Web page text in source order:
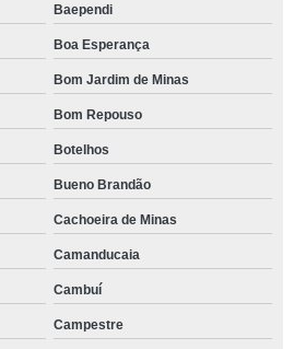
Baependi
Boa Esperança
Bom Jardim de Minas
Bom Repouso
Botelhos
Bueno Brandão
Cachoeira de Minas
Camanducaia
Cambuí
Campestre